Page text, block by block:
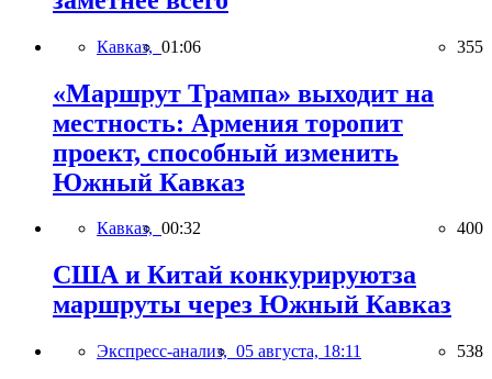
Кавказ, 01:06 355
«Маршрут Трампа» выходит на
местность: Армения торопит
проект, способный изменить
Южный Кавказ
Кавказ, 00:32 400
США и Китай конкурируютза
маршруты через Южный Кавказ
Экспресс-анализ, 05 августа, 18:11 538